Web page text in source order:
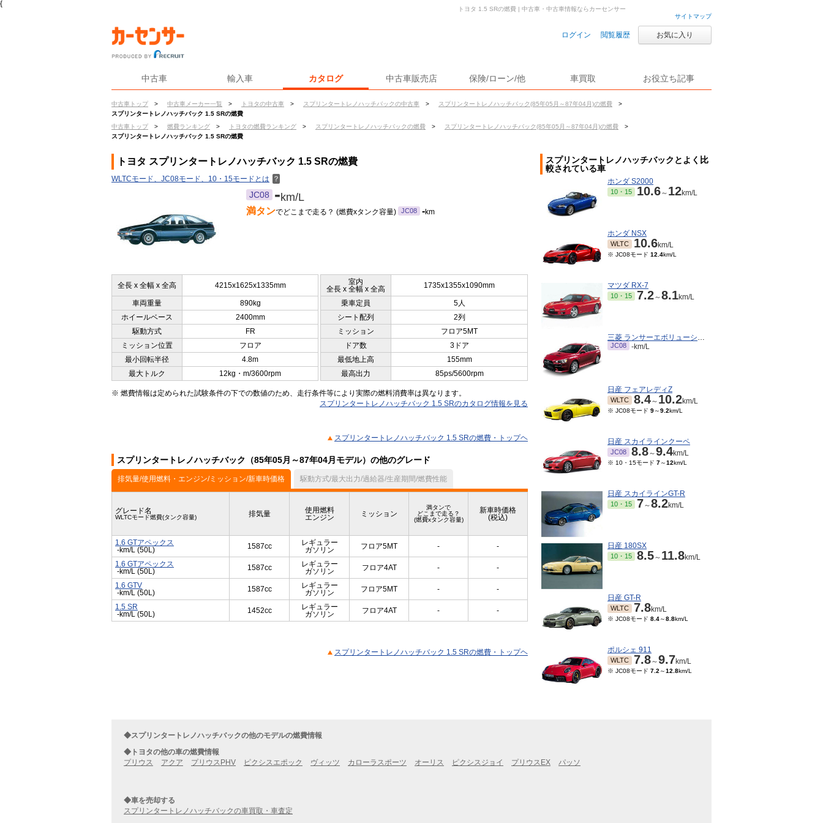
{
サイトマップ
ログイン 閲覧履歴 お気に入り
中古車 輸入車 カタログ 中古車販売店 保険/ローン/他 車買取 お役立ち記事
中古車トップ > 中古車メーカー一覧 > トヨタの中古車 > スプリンタートレノハッチバックの中古車 > スプリンタートレノハッチバック(85年05月～87年04月)の燃費
>
スプリンタートレノハッチバック 1.5 SRの燃費
中古車トップ
> 燃費ランキング > トヨタの燃費ランキング > スプリンタートレノハッチバックの燃費 > スプリンタートレノハッチバック(85年05月～87年04月)の燃費
>
スプリンタートレノハッチバック 1.5 SRの燃費
トヨタ 1.5 SRの燃費 | 中古車・中古車情報ならカーセンサー
トヨタ スプリンタートレノハッチバック 1.5 SRの燃費
WLTCモード、JC08モード、10・15モードとは ？
JC08 -km/L
満タンでどこまで走る？ (燃費xタンク容量) JC08 -km
全長 x 全幅 x 全高 4215x1625x1335mm
室内
全長 x 全幅 x 全高
1735x1355x1090mm
車両重量 890kg 乗車定員
5人
ホイールベース
2400mm シート配列
2列
駆動方式
FR ミッション
フロア5MT
ミッション位置
フロア ドア数
3ドア
最小回転半径
4.8m 最低地上高
155mm
最大トルク
12kg・m/3600rpm 最高出力 85ps/5600rpm
※ 燃費情報は定められた試験条件の下での数値のため、走行条件等により実際の燃料消費率は異なります。
スプリンタートレノハッチバック 1.5 SRのカタログ情報を見る
スプリンタートレノハッチバック 1.5 SRの燃費・トップヘ
スプリンタートレノハッチバック（85年05月～87年04月モデル）の他のグレード
排気量/使用燃料・エンジン/ミッション/新車時価格 駆動方式/最大出力/過給器/生産期間/燃費性能
グレード名
WLTCモード燃費(タンク容量) 排気量
使用燃料
エンジン
ミッション
満タンで
どこまで走る？
(燃費xタンク容量)
新車時価格
(税込)
1.6 GTアペックス
-km/L (50L)
1587cc
レギュラー
ガソリン
フロア5MT - -
1.6 GTアペックス
-km/L (50L)
1587cc
レギュラー
ガソリン
フロア4AT - -
1.6 GTV
-km/L (50L)
1587cc
レギュラー
ガソリン
フロア5MT - -
1.5 SR
-km/L (50L)
1452cc
レギュラー
ガソリン
フロア4AT - -
スプリンタートレノハッチバック 1.5 SRの燃費・トップヘ
スプリンタートレノハッチバックとよく比
較されている車
ホンダ S2000
10・15 10.6～ 12km/L
ホンダ NSX
WLTC 10.6km/L
※ JC08モード 12.4km/L
マツダ RX-7
10・15 7.2～8.1km/L
三菱 ランサーエボリューション
JC08 -km/L
日産 フェアレディZ
WLTC 8.4～ 10.2km/L
※ JC08モード 9～9.2km/L
日産 スカイラインクーペ
JC08 8.8～9.4km/L
※ 10・15モード 7～12km/L
日産 スカイラインGT-R
10・15 7～8.2km/L
日産 180SX
10・15 8.5～ 11.8km/L
日産 GT-R
WLTC 7.8km/L
※ JC08モード 8.4～8.8km/L
ポルシェ 911
WLTC 7.8～9.7km/L
※ JC08モード 7.2 ～12.8km/L
◆スプリンタートレノハッチバックの他のモデルの燃費情報
◆トヨタの他の車の燃費情報
プリウス
アクア プリウスPHV ピクシスエポック ヴィッツ カローラスポーツ オーリス ピクシスジョイ プリウスEX パッソ
◆車を売却する
スプリンタートレノハッチバックの車買取・車査定